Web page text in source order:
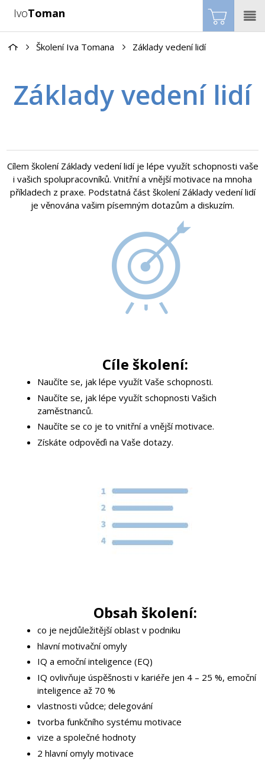
IvoToman
Školení Iva Tomana Základy vedení lidí
Základy vedení lidí
Cílem školení Základy vedení lidí je lépe využít schopnosti vaše
i vašich spolupracovníků. Vnitřní a vnější motivace na mnoha
příkladech z praxe. Podstatná část školení Základy vedení lidí
je věnována vašim písemným dotazům a diskuzím.
Cíle školení:
Naučíte se, jak lépe využít Vaše schopnosti.
Naučíte se, jak lépe využít schopnosti Vašich
zaměstnanců.
Naučíte se co je to vnitřní a vnější motivace.
Získáte odpověďi na Vaše dotazy.
Obsah školení:
co je nejdůležitější oblast v podniku
hlavní motivační omyly
IQ a emoční inteligence (EQ)
IQ ovlivňuje úspěšnosti v kariéře jen 4 – 25 %, emoční
inteligence až 70 %
vlastnosti vůdce; delegování
tvorba funkčního systému motivace
vize a společné hodnoty
2 hlavní omyly motivace